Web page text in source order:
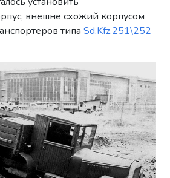
внешне схожий корпусом
типаSd.Kfz.251\252